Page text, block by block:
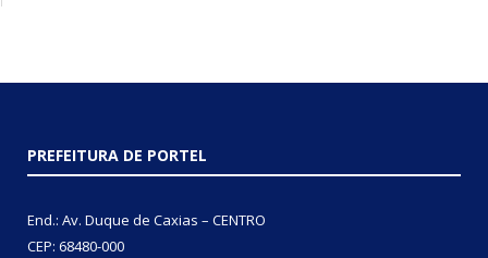
PREFEITURA DE PORTEL
End.: Av. Duque de Caxias – CENTRO
CEP: 68480-000